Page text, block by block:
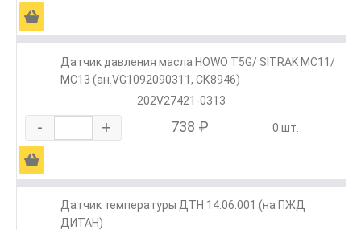
Ä
Датчик давления масла HOWO T5G/ SITRAK MC11/
MC13 (ан.VG1092090311, СК8946)
202V27421-0313
- + 738 ₽ 0 шт.
Ä
Датчик температуры ДТН 14.06.001 (на ПЖД
ДИТАН)